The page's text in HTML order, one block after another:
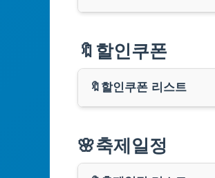
부산광역시
대구광역시
인천광역시
🔖할인쿠폰
🔖할인쿠폰 리스트
쿠팡
🌸축제일정